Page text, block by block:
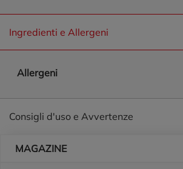
Ingredienti e Allergeni
Allergeni
Consigli d'uso e Avvertenze
MAGAZINE